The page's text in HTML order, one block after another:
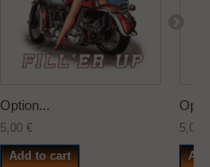
Option...
5,00 €
Add to cart
5,00